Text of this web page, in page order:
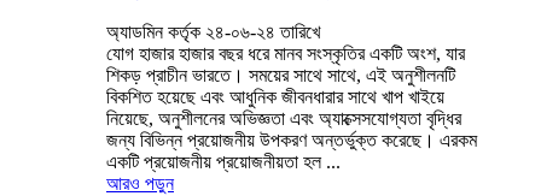
অ্যাডমিন কর্তৃক ২৪-০৬-২৪ তারিখে
যোগ হাজার হাজার বছর ধরে মানব সংস্কৃতির একটি অংশ, যার
শিকড় প্রাচীন ভারতে। সময়ের সাথে সাথে, এই অনুশীলনটি
বিকশিত হয়েছে এবং আধুনিক জীবনধারার সাথে খাপ খাইয়ে
নিয়েছে, অনুশীলনের অভিজ্ঞতা এবং অ্যাক্সেসযোগ্যতা বৃদ্ধির
জন্য বিভিন্ন প্রয়োজনীয় উপকরণ অন্তর্ভুক্ত করেছে। এরকম
একটি প্রয়োজনীয় প্রয়োজনীয়তা হল ...
আরও পড়ুন